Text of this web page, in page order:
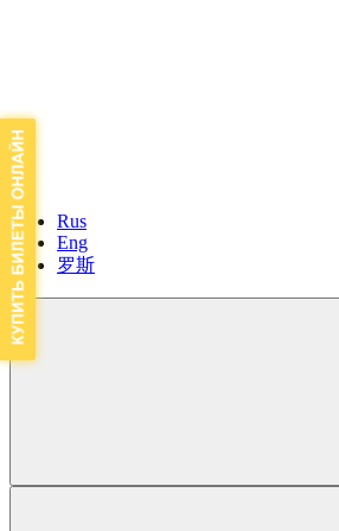
Rus
Eng
罗斯